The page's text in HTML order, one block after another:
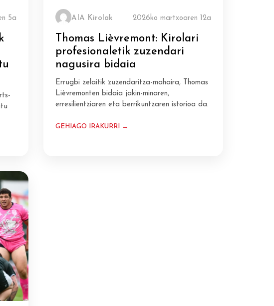
5a AIA Kirolak 2026ko martxoaren 12a
Thomas Lièvremont: Kirolari
profesionaletik zuzendari
nagusira bidaia
Errugbi zelaitik zuzendaritza-mahaira, Thomas
Lièvremonten bidaia jakin-minaren,
erresilientziaren eta berrikuntzaren istorioa da.
GEHIAGO IRAKURRI →